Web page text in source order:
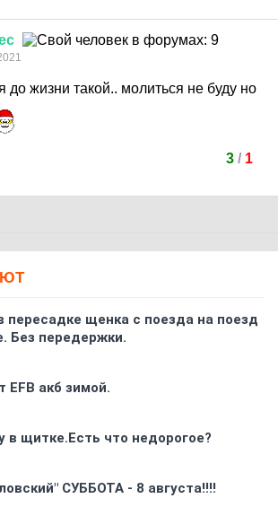
до жизни такой.. молиться не буду но
3/ 1
щенка с поезда на поезд
Без передержки.
EFB акб зимой.
в щитке.Есть что недорогое?
СУББОТА - 8 августа!!!!